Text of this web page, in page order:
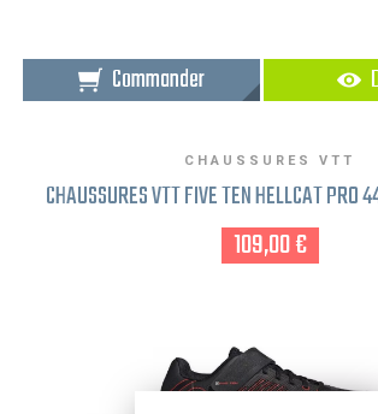
Commander
CHAUSSURES VTT
CHAUSSURES VTT FIVE TEN HELLCAT PRO
109,00 €